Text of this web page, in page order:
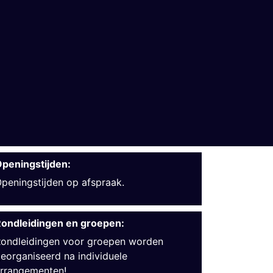
op afspraak.
en groepen:
voor groepen worden
na individuele